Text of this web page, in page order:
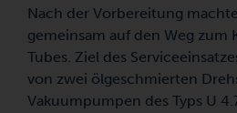
Nach der Vorbereitung
gemeinsam auf den Weg zum
Tubes. Ziel des
von zwei ölgeschmierten
Vakuumpumpen des Typs U